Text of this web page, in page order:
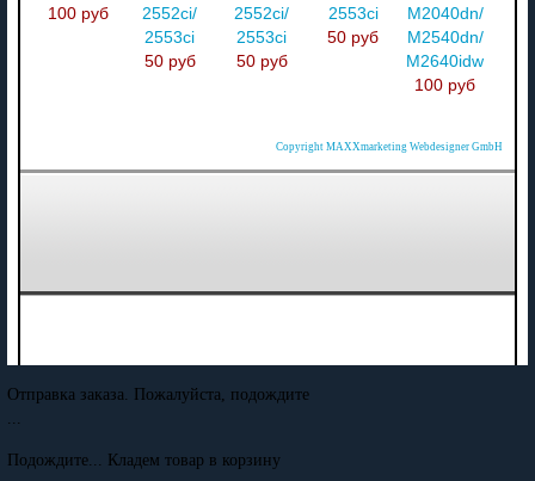
100 руб
2552ci/
2553ci
50 руб
2552ci/
2553ci
50 руб
2553ci
50 руб
M2040dn/
M2540dn/
M2640idw
100 руб
Copyright MAXXmarketing Webdesigner GmbH
Отправка заказа. Пожалуйста, подождите
Подождите... Кладем товар в корзину